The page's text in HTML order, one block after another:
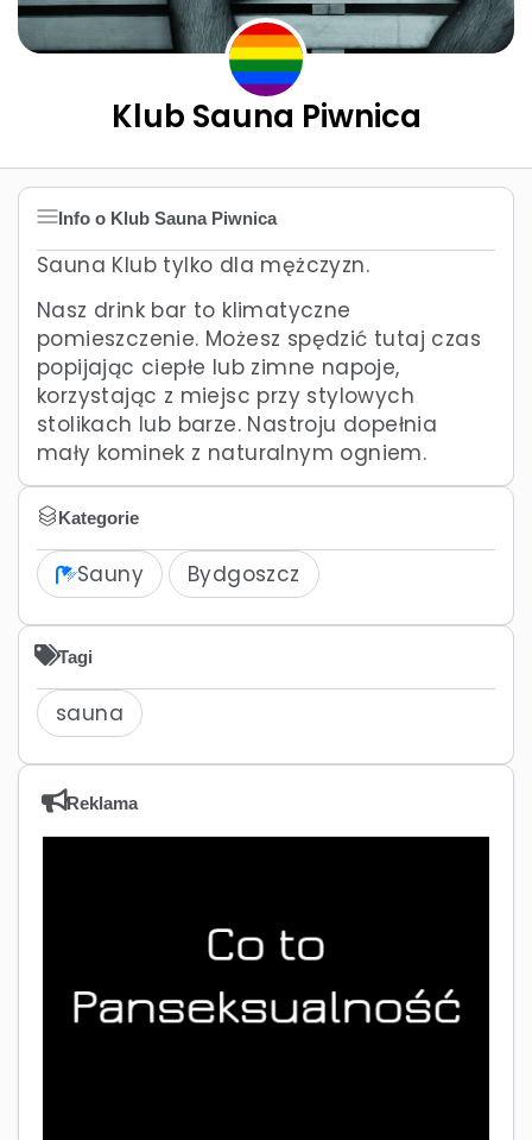
Klub Sauna Piwnica
Info o Klub Sauna Piwnica
Sauna Klub tylko dla mężczyzn.
Nasz drink bar to klimatyczne
pomieszczenie. Możesz spędzić tutaj czas
popijając ciepłe lub zimne napoje,
korzystając z miejsc przy stylowych
stolikach lub barze. Nastroju dopełnia
mały kominek z naturalnym ogniem.
Kategorie
Sauny Bydgoszcz
Tagi
sauna
Reklama